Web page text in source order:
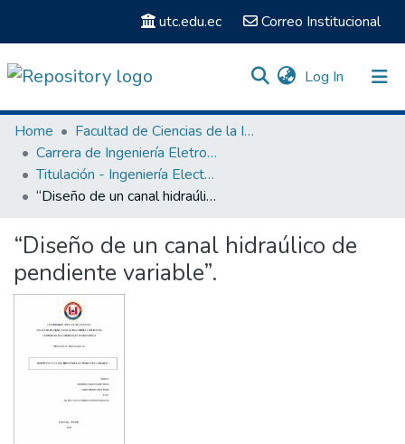
utc.edu.ec Correo Institucional
Log In (current)
Communities & Collections
Search
Statistics
Home
Facultad de Ciencias de la Ingeniería y Aplicadas
Carrera de Ingeniería Eletromecánica
Titulación - Ingeniería Electromecánica
“Diseño de un canal hidraúlico de pendiente variable”.
“Diseño de un canal hidraúlico de
pendiente variable”.